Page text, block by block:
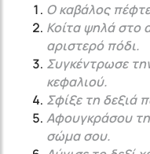
Ο καβάλος
Κοίτα ψηλά στο
αριστερό πόδι.
Συγκέντρωσε
κεφαλιού.
Σφίξε τη δεξιά
Αφουγκράσου
σώμα σου.